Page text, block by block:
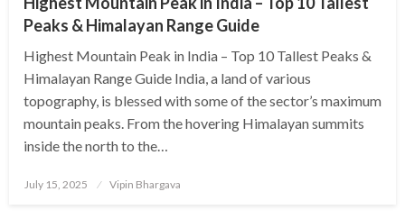
Peaks & Himalayan Range Guide
Highest Mountain Peak in India – Top 10 Tallest Peaks &
Himalayan Range Guide India, a land of various
topography, is blessed with some of the sector’s maximum
mountain peaks. From the hovering Himalayan summits
inside the north to the…
Posted
July 15, 2025 Vipin Bhargava